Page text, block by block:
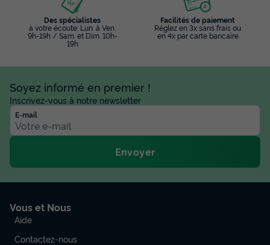
Des spécialistes
à votre écoute: Lun. à Ven.
9h-19h / Sam. et Dim. 10h-
19h
Facilités de paiement
Réglez en 3x sans frais ou
en 4x par carte bancaire
Soyez informé en premier !
Inscrivez-vous à notre newsletter
E-mail
Envoyer
Vous et Nous
Aide
Contactez-nous